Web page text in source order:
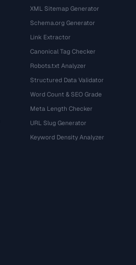
XML Sitemap Generator
Schema.org Generator
Link Extractor
Canonical Tag Checker
Robots.txt Analyzer
Structured Data Validator
Word Count & SEO Grade
Meta Length Checker
URL Slug Generator
Keyword Density Analyzer